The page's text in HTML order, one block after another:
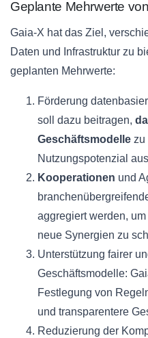
Geplante Mehrwerte
Gaia-X hat das Ziel,
Daten und Infrastruktur zu
geplanten Mehrwerte:
Förderung
soll dazu beitragen,
Geschäftsmodelle zu
Nutzungspotenzial
Kooperationen und
aggregiert werden,
neue Synergien zu
Unterstützung fairer
Geschäftsmodelle:
Festlegung von
und transparentere
Reduzierung der